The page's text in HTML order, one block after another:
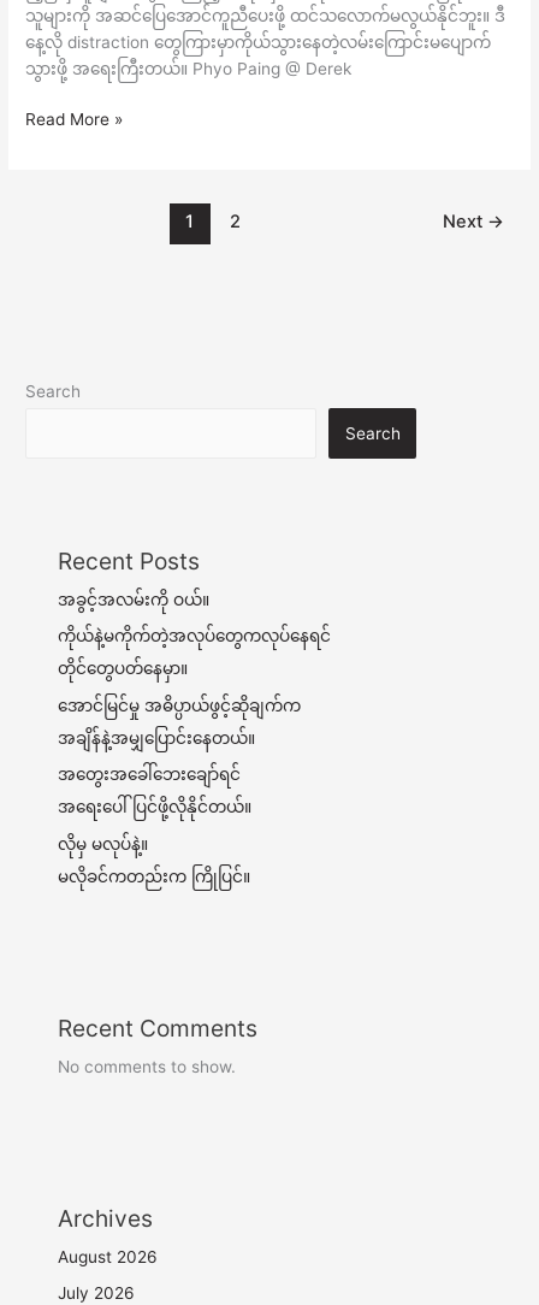
သူများကို အဆင်ပြေအောင်ကူညီပေးဖို့ ထင်သလောက်မလွယ်နိုင်ဘူး။ ဒီ
နေ့လို distraction တွေကြားမှာကိုယ်သွားနေတဲ့လမ်းကြောင်းမပျောက်
သွားဖို့ အရေးကြီးတယ်။ Phyo Paing @ Derek
Read More »
1 2 Next →
Search
Search
Recent Posts
အခွင့်အလမ်းကို ဝယ်။
ကိုယ်နဲ့မကိုက်တဲ့အလုပ်တွေကလုပ်နေရင်
တိုင်တွေပတ်နေမှာ။
အောင်မြင်မှု အဓိပ္ပာယ်ဖွင့်ဆိုချက်က
အချိန်နဲ့အမျှပြောင်းနေတယ်။
အတွေးအခေါ်ဘေးချော်ရင်
အရေးပေါ်ပြင်ဖို့လိုနိုင်တယ်။
လိုမှ မလုပ်နဲ့။
မလိုခင်ကတည်းက ကြိုပြင်။
Recent Comments
No comments to show.
Archives
August 2026
July 2026